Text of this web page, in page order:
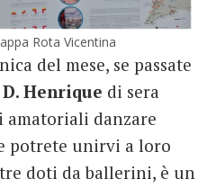
Rota Vicentina
del mese, se passate
Henrique di sera
danzare
potrete unirvi a loro
doti da ballerini, è un